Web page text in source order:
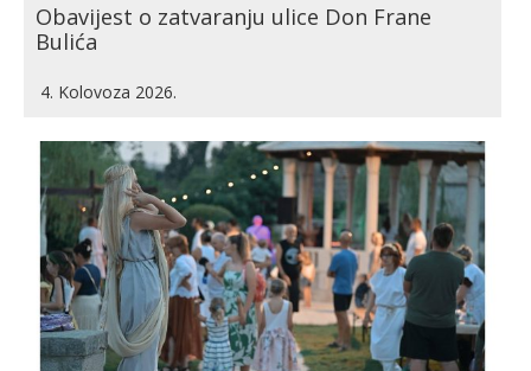
Obavijest o zatvaranju ulice Don Frane
Bulića
4. Kolovoza 2026.